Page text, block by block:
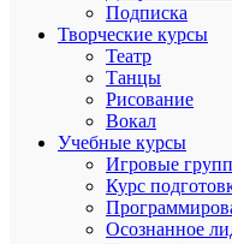
Подписка
Творческие курсы
Театр
Танцы
Рисование
Вокал
Учебные курсы
Игровые
Курс
Осознанное
Запись и вопросы по
Расписание c сентября:
1. Набор в группы
подростков!
Занятия по субботам в
🕒Длительность занятия: